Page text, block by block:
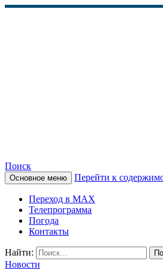
КАМЧАТСКОЕ
АГЕНТСТВО
«ВЕСТИ»)
Поиск
Основное меню Перейти к
Переход в MAX
Телепрограмма
Погода
Контакты
Найти:
Новости